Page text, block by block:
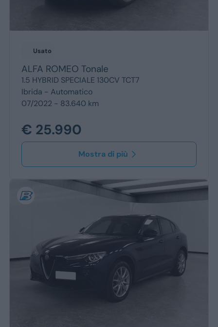
Usato
ALFA ROMEO Tonale
1.5 HYBRID SPECIALE 130CV TCT7
Ibrida - Automatico
07/2022 - 83.640 km
€ 25.990
Mostra di più